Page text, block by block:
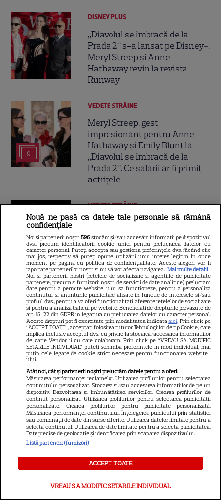
DISNEY PLUS
„Diavolul se îmbracă de la
Prada 2” s-a lansat pe Disney+.
Meryl Streep și Anne
Hathaway revin la revista
Runway
9
VEDETE STRĂINE
Meryl Streep, gest
impresionant pentru Anne
Hathaway și Emily Blunt la
„Diavolul se îmbracă de la
Prada 2”. Ce salarii ar fi primit
actrițele
13
VEDETE STRĂINE
Tom Holland, decizie radicală
pentru noul său film! Ce
promisiune a făcut actorul
după momentele virale în care
a făcut senzație prin dans
13
SKYSHOWTIME
Scarlett Johansson și Kristin
Scott Thomas, din nou mamă
și fiică pe ecran în „My
Mother's Wedding”. Când
apare filmul pe SkyShowtime
9
PRIME VIDEO
Jamie Campbell Bower, starul
din „Stranger Things”, intră în
universul „Stăpânul Inelelor”.
Ce rol legendar va interpreta în
sezonul 3
NETFLIX
„Palatul de Est”, noul fenomen
Nouă ne pasă ca datele tale personale să rămână
confidențiale
Noi și partenerii noștri596 stocăm și/sau accesăm informații pe dispozitivul
dvs., precum identificatorii cookie unici pentru prelucrarea datelor cu
caracter personal. Puteți accepta sau gestiona preferințele dvs. făcând clic
mai jos, respectiv vă puteți opune utilizării unui interes legitim în orice
moment pe pagina cu politica de confidențialitate. Aceste alegeri vor fi
raportate partenerilor noștri și nu vă vor afecta navigarea. Mai multe detalii
Noi si partenerii nostri (retelele de socializare si agentiile de publicitate
partenere, precum si furnizorii nostri de servicii de date analitice) prelucram
date pentru a permite website-ului sa functioneze, pentru a personaliza
continutul si anunturile publicitare afisate in functie de interesele si/sau
profilul dvs., pentru a va oferi functionalitati aferente retelelor de socializare
si pentru a analiza traficul pe website. Beneficiati de drepturile prevazute de
art. 15-22 din GDPR in legatura cu prelucrarea datelor cu caracter personal.
Aceste drepturi pot fi exercitate prin modalitatea indicataaici. Prin click pe
“ACCEPT TOATE”, acceptati folosirea tuturor Tehnologiilor de tip Cookie, care
implica inclusiv acceptul dvs. cu privire la stocarea/accesarea informatiilor
de catre Vendor-ii cu care colaboram. Prin click pe “VREAU SA MODIFIC
SETARILE INDIVIDUAL” puteti schimba preferintele in mod individual, mai
putin cele legate de cookie strict necesare pentru functionarea website-
ului.
Atât noi, cât și partenerii noștri prelucrăm datele pentru a oferi:
Măsurarea performanței reclamelor. Utilizarea profilurilor pentru selectarea
conținutului personalizat. Stocarea și/sau accesarea informațiilor de pe un
dispozitiv. Dezvoltarea și îmbunătățirea serviciilor. Crearea profilurilor de
conținut personalizat. Utilizarea profilurilor pentru selectarea publicității
personalizate. Crearea profilurilor pentru publicitate personalizată.
Măsurarea performanței conținutului. Înțelegerea publicului prin statistici
sau combinații de date din surse diferite. Utilizarea datelor limitate pentru a
selecta conținutul. Utilizarea de date limitate pentru a selecta publicitatea.
Date precise de geolocație și identificarea prin scanarea dispozitivului.
Listă parteneri (furnizori)
ACCEPT TOATE
VREAU SA MODIFIC SETARILE INDIVIDUAL